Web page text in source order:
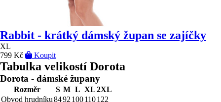
Rabbit - krátký dámský župan se zajíčky
XL
799 Kč
Koupit
Tabulka velikostí Dorota
Dorota - dámské župany
Rozměr S M L XL2XL
Obvod hrudníku8492 100110122